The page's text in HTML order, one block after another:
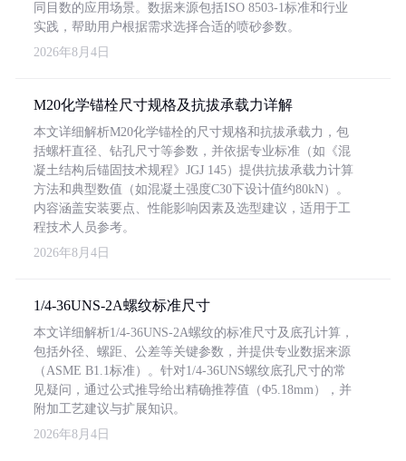
同目数的应用场景。数据来源包括ISO 8503-1标准和行业
实践，帮助用户根据需求选择合适的喷砂参数。
2026年8月4日
M20化学锚栓尺寸规格及抗拔承载力详解
本文详细解析M20化学锚栓的尺寸规格和抗拔承载力，包
括螺杆直径、钻孔尺寸等参数，并依据专业标准（如《混
凝土结构后锚固技术规程》JGJ 145）提供抗拔承载力计算
方法和典型数值（如混凝土强度C30下设计值约80kN）。
内容涵盖安装要点、性能影响因素及选型建议，适用于工
程技术人员参考。
2026年8月4日
1/4-36UNS-2A螺纹标准尺寸
本文详细解析1/4-36UNS-2A螺纹的标准尺寸及底孔计算，
包括外径、螺距、公差等关键参数，并提供专业数据来源
（ASME B1.1标准）。针对1/4-36UNS螺纹底孔尺寸的常
见疑问，通过公式推导给出精确推荐值（Φ5.18mm），并
附加工艺建议与扩展知识。
2026年8月4日